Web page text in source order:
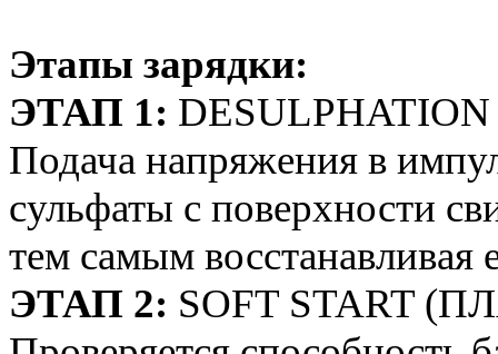
Этапы зарядки:
ЭТАП 1:
Подача напряжения в
сульфаты с поверхности
тем самым восстанавливая
ЭТАП 2: SOFT START